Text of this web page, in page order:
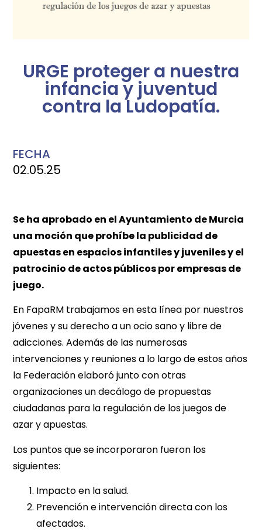
URGE proteger a nuestra
infancia y juventud
contra la Ludopatía.
FECHA
02.05.25
Se ha aprobado en el Ayuntamiento de Murcia
una moción que prohíbe la publicidad de
apuestas en espacios infantiles y juveniles y el
patrocinio de actos públicos por empresas de
juego.
En FapaRM trabajamos en esta línea por nuestros
jóvenes y su derecho a un ocio sano y libre de
adicciones. Además de las numerosas
intervenciones y reuniones a lo largo de estos años
la Federación elaboró junto con otras
organizaciones un decálogo de propuestas
ciudadanas para la regulación de los juegos de
azar y apuestas.
Los puntos que se incorporaron fueron los
siguientes:
Impacto en la salud.
Prevención e intervención directa con los
afectados.